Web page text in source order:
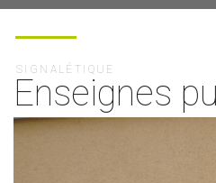
SIGNALÉTIQUE
Enseignes